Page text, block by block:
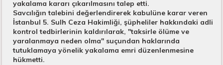
yakalama kararı çıkarılmasını talep etti.
Savcılığın talebini değerlendirerek kabulüne karar veren
İstanbul 5. Sulh Ceza Hakimliği, şüpheliler hakkındaki adli
kontrol tedbirlerinin kaldırılarak, "taksirle ölüme ve
yaralanmaya neden olma" suçundan haklarında
tutuklamaya yönelik yakalama emri düzenlenmesine
hükmetti.